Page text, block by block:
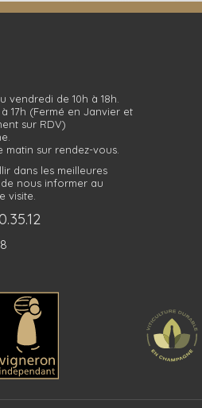
vendredi de 10h à 18h.
17h (Fermé en Janvier et
sur RDV)
matin sur rendez-vous.
dans les meilleures
nous informer au
visite.